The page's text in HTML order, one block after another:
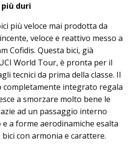
duri
più veloce mai prodotta da
veloce e reattivo messo a
Cofidis. Questa bici, già
World Tour, è pronta per il
tecnici da prima della classe. Il
completamente integrato regala
a smorzare molto bene le
ad un passaggio interno
a forme aerodinamiche esalta
bici con armonia e carattere.